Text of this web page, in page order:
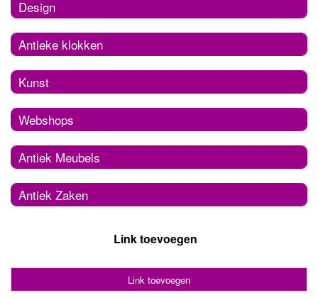
Design
Antieke klokken
Kunst
Webshops
Antiek Meubels
Antiek Zaken
Link toevoegen
Link toevoegen